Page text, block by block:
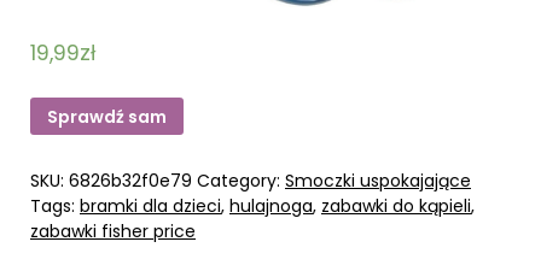
19,99zł
Sprawdź sam
SKU: 6826b32f0e79 Category: Smoczki uspokajające
Tags: bramki dla dzieci, hulajnoga, zabawki do kąpieli,
zabawki fisher price